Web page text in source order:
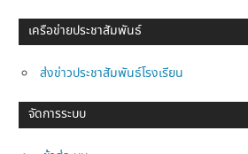
เครือข่ายประชาสัมพันธ์
ส่งข่าวประชาสัมพันธ์โรงเรียน
จัดการระบบ